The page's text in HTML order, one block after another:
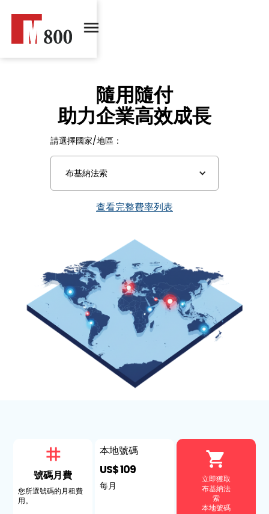
隨用隨付
助力企業高效成長
請選擇國家/地區：
布基納法索
查看完整費率列表
號碼月費
您所選號碼的月租費
用。
本地號碼
US$ 109
每月
立即獲取
布基納法
索
本地號碼